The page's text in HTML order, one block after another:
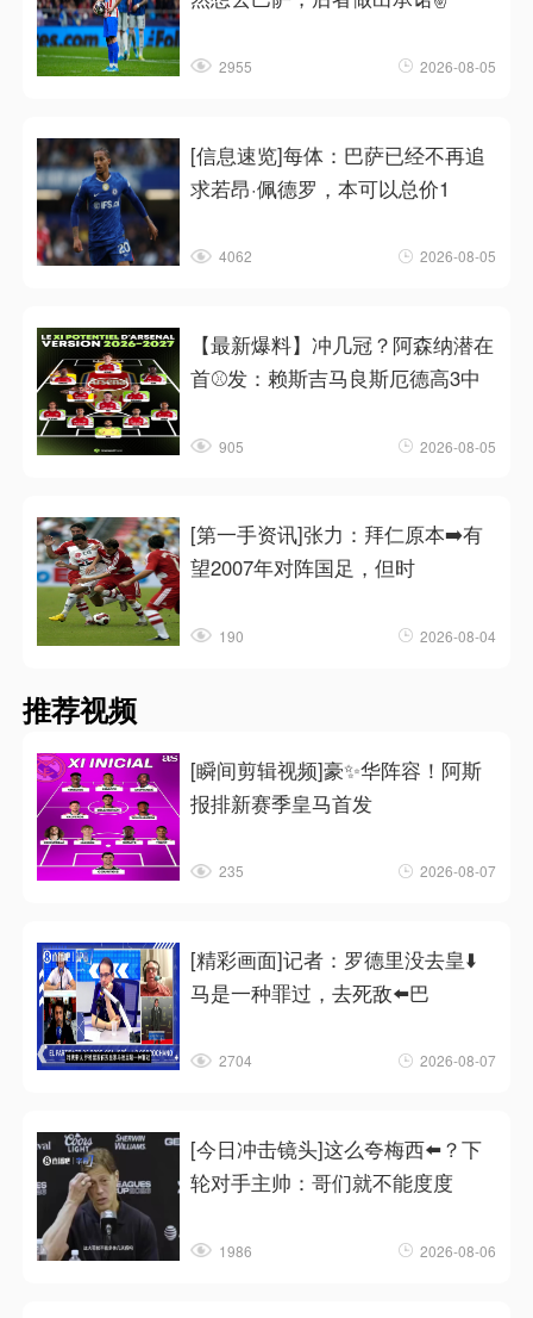
2955 2026-08-05
[信息速览]每体：巴萨已经不再追
求若昂·佩德罗，本可以总价1
4062 2026-08-05
【最新爆料】冲几冠？阿森纳潜在
首⚾发：赖斯吉马良斯厄德高3中
905 2026-08-05
[第一手资讯]张力：拜仁原本➡️有
望2007年对阵国足，但时
190 2026-08-04
推荐视频
[瞬间剪辑视频]豪✨华阵容！阿斯
报排新赛季皇马首发
235 2026-08-07
[精彩画面]记者：罗德里没去皇⬇️
马是一种罪过，去死敌⬅️巴
2704 2026-08-07
[今日冲击镜头]这么夸梅西⬅️？下
轮对手主帅：哥们就不能度度
1986 2026-08-06